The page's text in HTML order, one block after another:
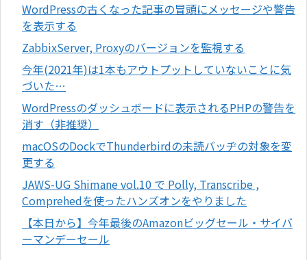
WordPressの古くなった記事の冒頭にメッセージや警告
を表示する
ZabbixServer, Proxyのバージョンを監視する
今年(2021年)は1本もアウトプットしていないことに気
づいた…
WordPressのダッシュボードに表示されるPHPの警告を
消す（非推奨）
macOSのDockでThunderbirdの未読バッヂの対象を変
更する
JAWS-UG Shimane vol.10 で Polly, Transcribe ,
Comprehedを使ったハンズオンをやりました
【本日から】今年最後のAmazonビッグセール・サイバ
ーマンデーセール